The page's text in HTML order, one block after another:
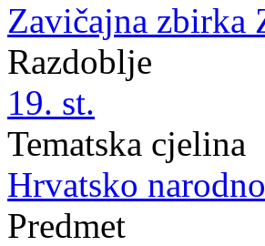
Zavičajna zbirka
Razdoblje
19. st.
Tematska cjelina
Hrvatsko
Predmet